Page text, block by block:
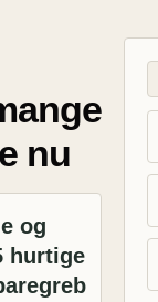
nu
og
hurtige